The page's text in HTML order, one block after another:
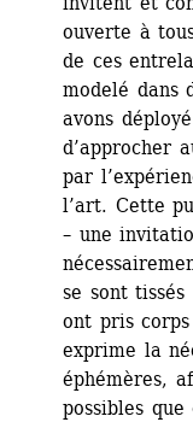
ouverte à
de ces
modelé dans
avons
d’approcher
par
l’art. Cette
– une
se sont
ont pris
exprime la
éphémères,
possibles